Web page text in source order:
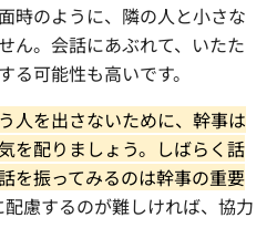
時のように、隣の人と小さな
ん。会話にあぶれて、いたた
る可能性も高いです。
人を出さないために、幹事は
を配りましょう。しばらく話
を振ってみるのは幹事の重要
慮するのが難しければ、協力